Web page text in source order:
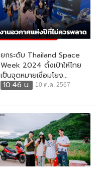
ยกระดับ Thailand Space
Week 2024 ตั้งเป้าให้ไทย
เป็นจุดหมายเชื่อมโยง...
10:46 น.
10 ต.ค. 2567